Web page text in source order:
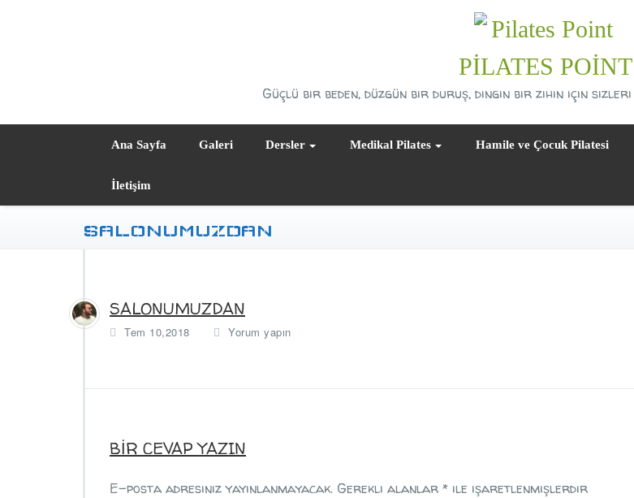
PILATES POINT
Güçlü bir beden, düzgün bir duruş, dingin bir zihin için
Ana Sayfa Galeri Dersler Medikal Pilates Hamile ve Çocuk Pilatesi
İletişim
SALONUMUZDAN
SALONUMUZDAN
Tem 10,2018 Yorum yapın
BIR CEVAP YAZIN
E-posta adresiniz yayınlanmayacak. Gerekli alanlar * ile işaretlenmişlerdir